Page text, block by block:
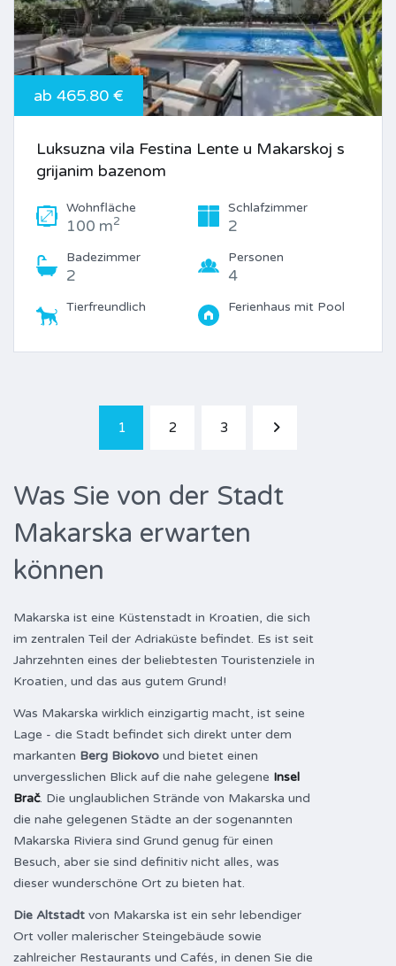
ab 465.80 €
Luksuzna vila Festina Lente u Makarskoj s
grijanim bazenom
Wohnfläche
100 m2
Schlafzimmer
2
Badezimmer
2
Personen
4
Tierfreundlich Ferienhaus mit Pool
1 2 3
Was Sie von der Stadt
Makarska erwarten
können
Makarska ist eine Küstenstadt in Kroatien, die sich
im zentralen Teil der Adriaküste befindet. Es ist seit
Jahrzehnten eines der beliebtesten Touristenziele in
Kroatien, und das aus gutem Grund!
Was Makarska wirklich einzigartig macht, ist seine
Lage - die Stadt befindet sich direkt unter dem
markanten Berg Biokovo und bietet einen
unvergesslichen Blick auf die nahe gelegene Insel
Brač. Die unglaublichen Strände von Makarska und
die nahe gelegenen Städte an der sogenannten
Makarska Riviera sind Grund genug für einen
Besuch, aber sie sind definitiv nicht alles, was
dieser wunderschöne Ort zu bieten hat.
Die Altstadt von Makarska ist ein sehr lebendiger
Ort voller malerischer Steingebäude sowie
zahlreicher Restaurants und Cafés, in denen Sie die